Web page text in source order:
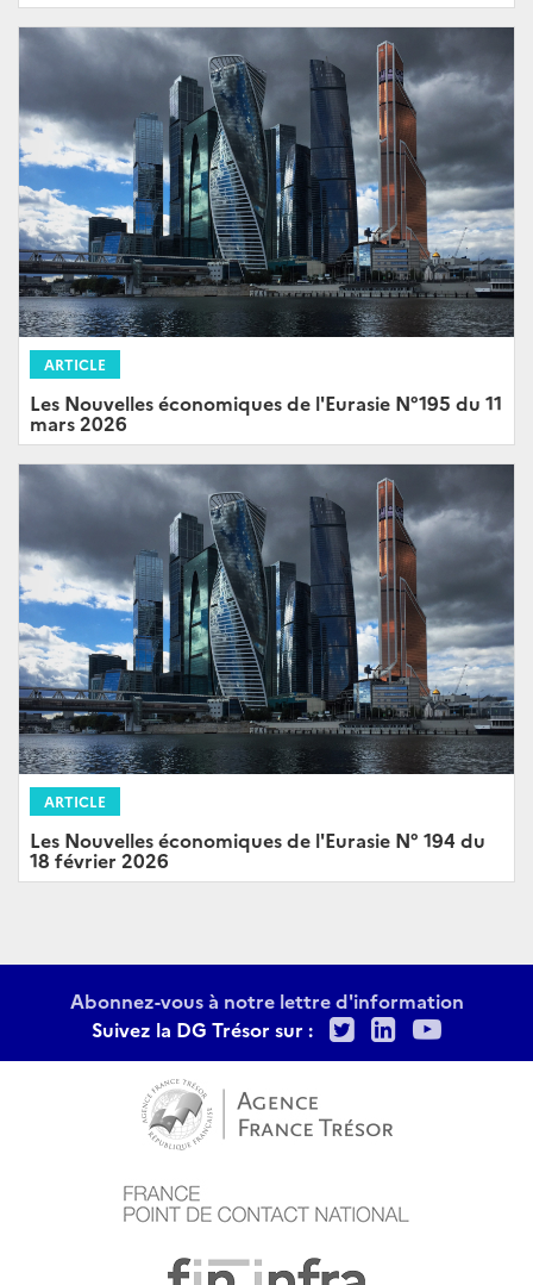
ARTICLE
Les Nouvelles économiques de l'Eurasie N°195 du 11
mars 2026
ARTICLE
Les Nouvelles économiques de l'Eurasie N° 194 du
18 février 2026
Abonnez-vous à notre lettre d'information
Suivez la DG Trésor sur :
TwitterLinkedIn